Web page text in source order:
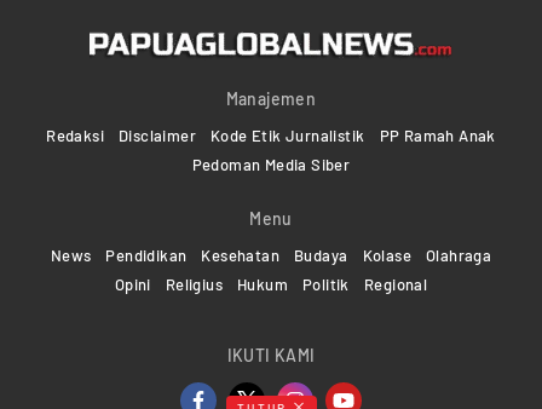
Manajemen
Redaksi Disclaimer Kode Etik Jurnalistik
PP Ramah Anak
Pedoman Media Siber
Menu
News Pendidikan Kesehatan Budaya Kolase
Olahraga
Opini
Religius Hukum Politik Regional
IKUTI KAMI